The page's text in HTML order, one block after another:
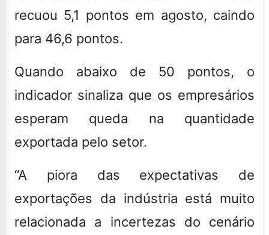
recuou 5,1 pontos em agosto, caindo
para 46,6 pontos.
Quando abaixo de 50 pontos, o
indicador sinaliza que os empresários
esperam queda na quantidade
exportada pelo setor.
“A piora das expectativas de
exportações da indústria está muito
relacionada a incertezas do cenário